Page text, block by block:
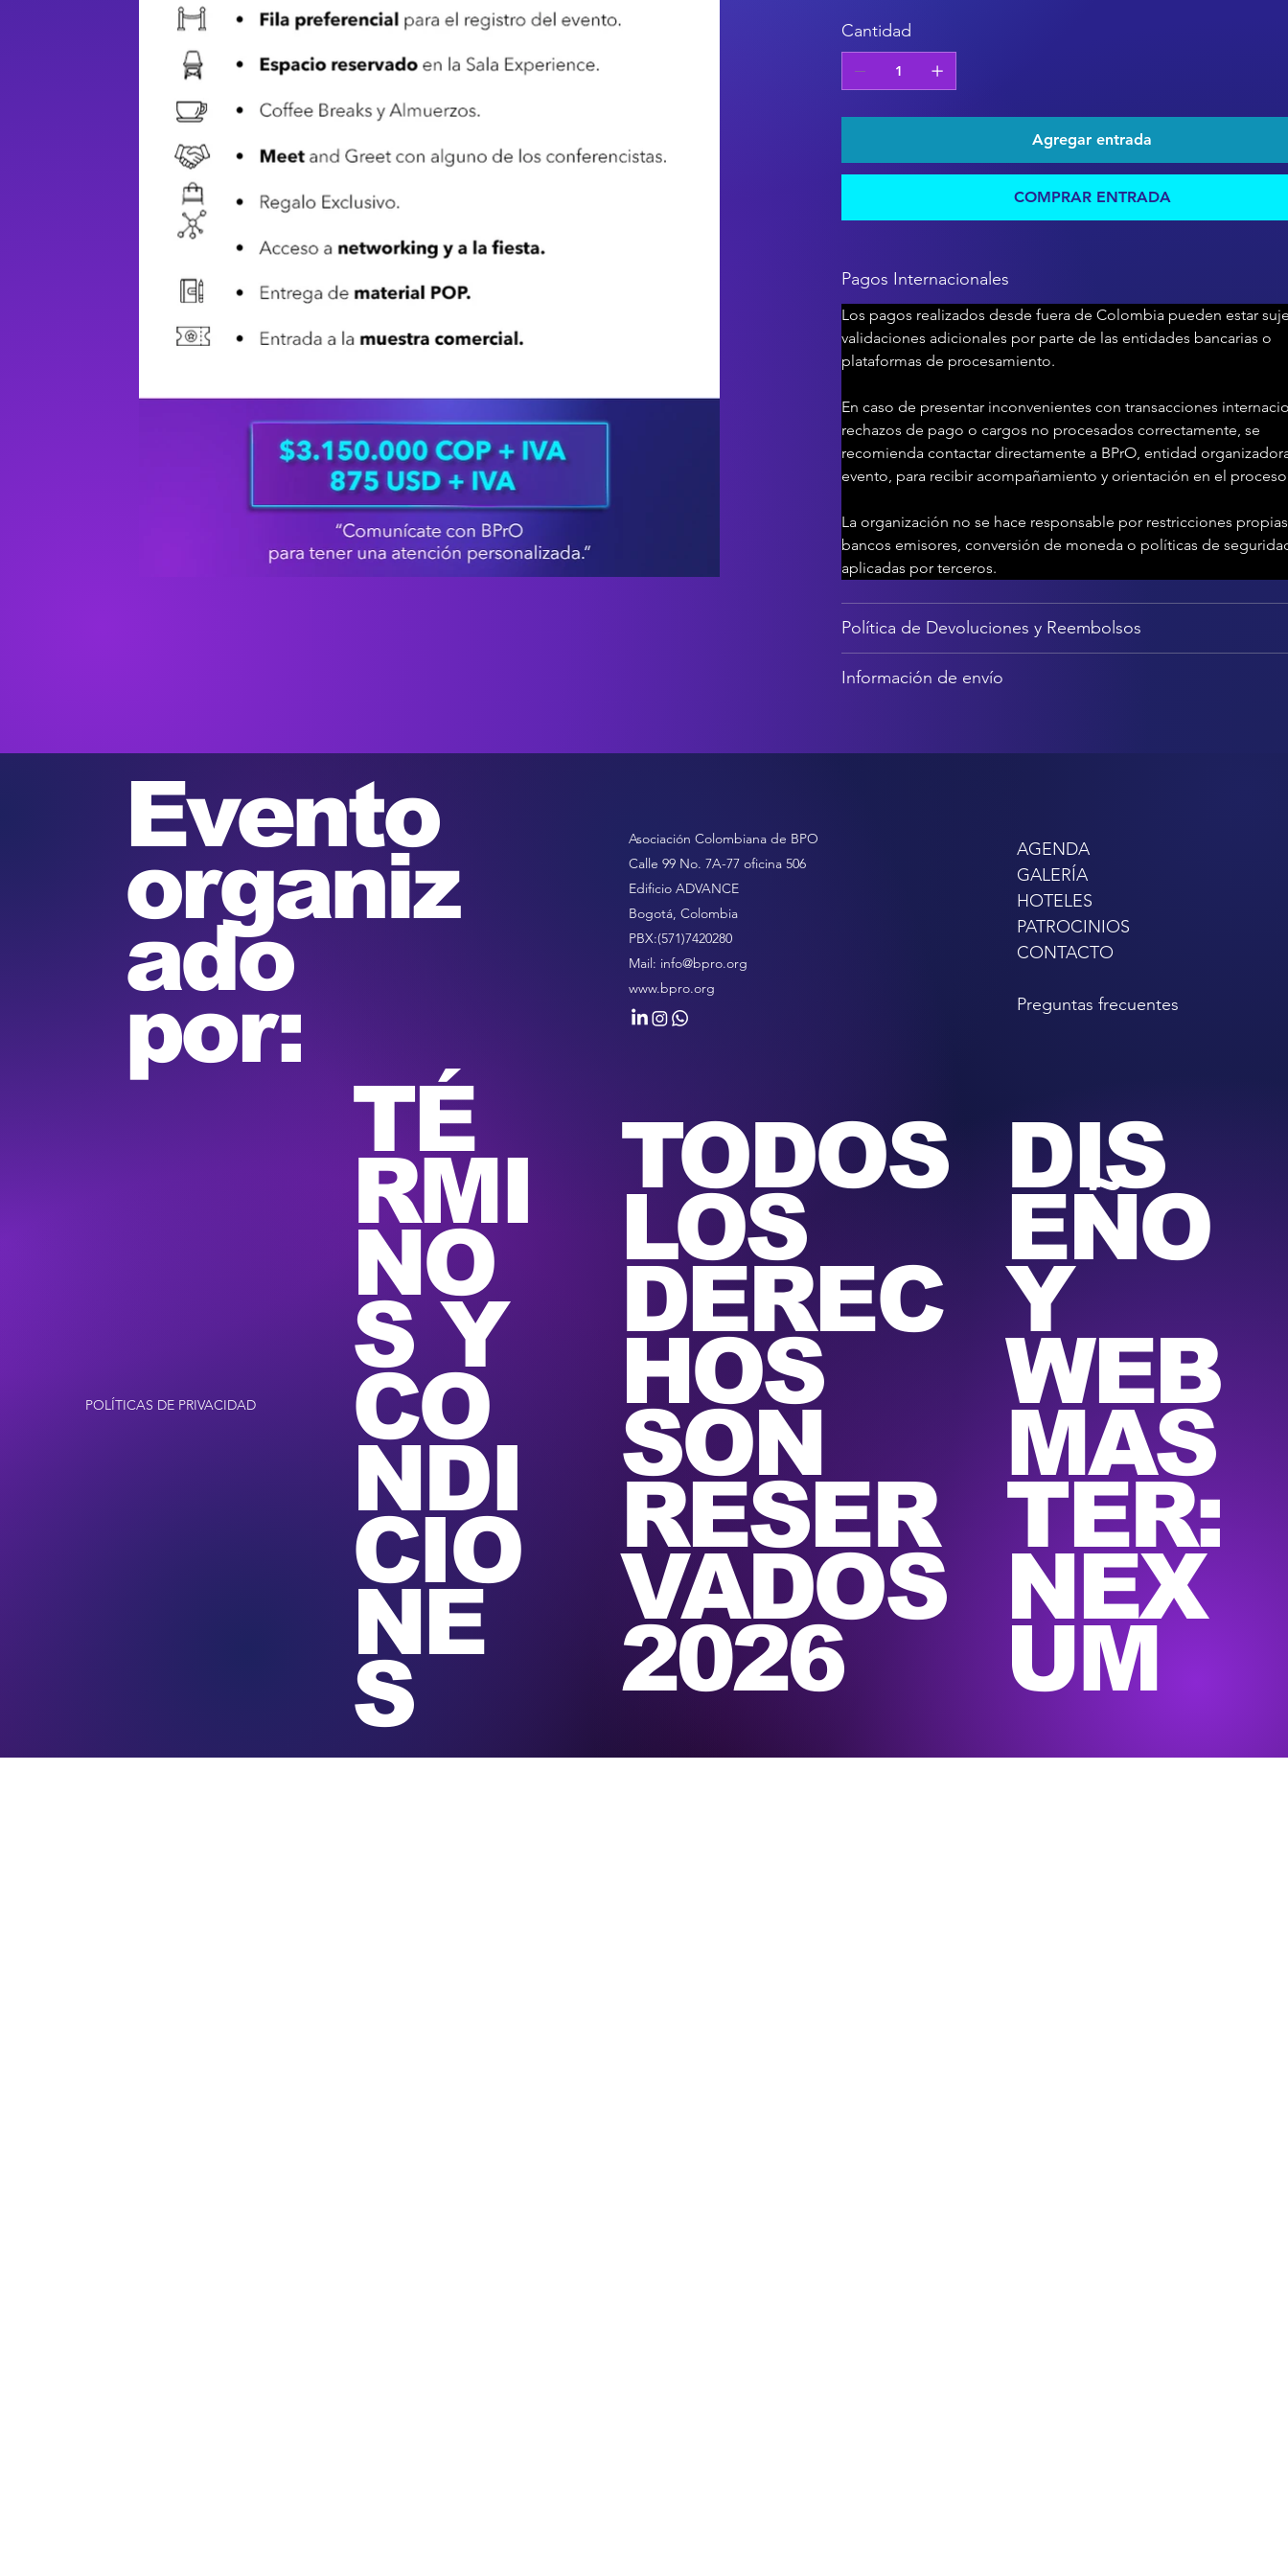
Cantidad
Agregar entrada
COMPRAR ENTRADA
Pagos Internacionales
Los pagos realizados desde fuera de Colombia pueden estar
validaciones adicionales por parte de las entidades bancarias o
plataformas de procesamiento.
En caso de presentar inconvenientes con transacciones
rechazos de pago o cargos no procesados correctamente, se
recomienda contactar directamente a BPrO, entidad
evento, para recibir acompañamiento y orientación en el
La organización no se hace responsable por restricciones
bancos emisores, conversión de moneda o políticas de
aplicadas por terceros.
Política de Devoluciones y Reembolsos
Información de envío
Evento
organiz
ado
por:
Asociación Colombiana de BPO
Calle 99 No. 7A-77 oficina 506
Edificio ADVANCE
Bogotá, Colombia
PBX:(571)7420280
Mail: info@bpro.org
www.bpro.org
AGENDA
GALERÍA
HOTELES
PATROCINIOS
CONTACTO
Preguntas frecuentes
POLÍTICAS DE PRIVACIDAD
TÉ
RMI
NO
S Y
CO
NDI
CIO
NE
S
TODOS
LOS
DEREC
HOS
SON
RESER
VADOS
2026
DIS
EÑO
Y
WEB
MAS
TER:
NEX
UM